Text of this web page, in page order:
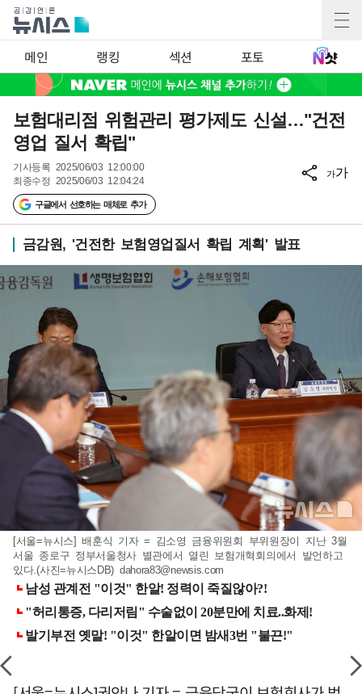
메인 랭킹 섹션 포토
보험대리점 위험관리 평가제도 신설…"건전
영업 질서 확립"
기사등록 2025/06/03 12:00:00
최종수정 2025/06/03 12:04:24
구글에서 선호하는 매체로 추가
가가
금감원, '건전한 보험영업질서 확립 계획' 발표
[서울=뉴시스] 배훈식 기자 = 김소영 금융위원회 부위원장이 지난 3월
서울 종로구 정부서울청사 별관에서 열린 보험개혁회의에서 발언하고
있다.(사진=뉴시스DB) dahora83@newsis.com